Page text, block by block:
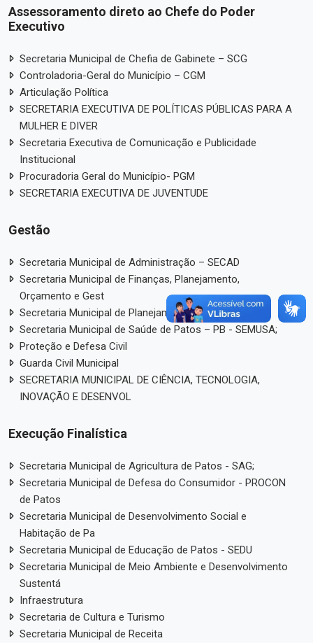
Assessoramento direto ao Chefe do Poder
Executivo
Secretaria Municipal de Chefia de Gabinete – SCG
Controladoria-Geral do Município – CGM
Articulação Política
SECRETARIA EXECUTIVA DE POLÍTICAS PÚBLICAS PARA A
MULHER E DIVER
Secretaria Executiva de Comunicação e Publicidade
Institucional
Procuradoria Geral do Município- PGM
SECRETARIA EXECUTIVA DE JUVENTUDE
Gestão
Secretaria Municipal de Administração – SECAD
Secretaria Municipal de Finanças, Planejamento,
Orçamento e Gest
Secretaria Municipal de Planejamento Urbano – SPU
Secretaria Municipal de Saúde de Patos – PB - SEMUSA;
Proteção e Defesa Civil
Guarda Civil Municipal
SECRETARIA MUNICIPAL DE CIÊNCIA, TECNOLOGIA,
INOVAÇÃO E DESENVOL
Execução Finalística
Secretaria Municipal de Agricultura de Patos - SAG;
Secretaria Municipal de Defesa do Consumidor - PROCON
de Patos
Secretaria Municipal de Desenvolvimento Social e
Habitação de Pa
Secretaria Municipal de Educação de Patos - SEDU
Secretaria Municipal de Meio Ambiente e Desenvolvimento
Sustentá
Infraestrutura
Secretaria de Cultura e Turismo
Secretaria Municipal de Receita